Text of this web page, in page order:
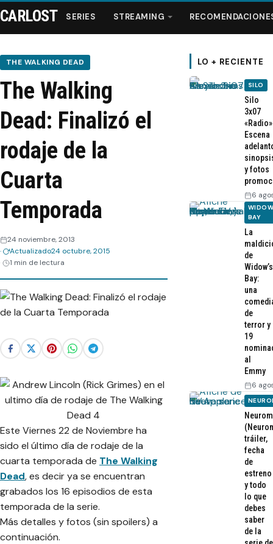
Series
Streaming
Recomendaciones
Webisodios
CARLOST SERIES STREAMING
THE WALKING DEAD
The Walking
Dead: Finalizó el
rodaje de la
Cuarta
Temporada
24 noviembre, 2013
Actualizado24 octubre, 2015
1 min de lectura
Este Viernes 22 de Noviembre ha
sido el último día de rodaje de la
cuarta temporada de The Walking
Dead, es decir ya se encuentran
grabados los 16 episodios de esta
temporada de la serie.
Más detalles y fotos (sin spoilers) a
continuación.
LO + RECIENTE
SILO
Silo
3x07
Escena
y fotos
6
BAY
La
de
Widow’s
Bay:
una
de
terror y
19
al
Emmy
6
tráiler,
fecha
de
estreno
y todo
lo que
debes
saber
de la